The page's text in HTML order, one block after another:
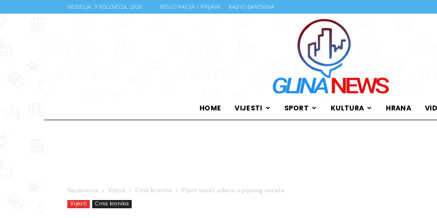
NEDJELJA, 9 KOLOVOZA, 2026 REGISTRACIJA / PRIJAVA RADIO BANOVINA
HOME VIJESTI SPORT KULTURA HRANA
Naslovnica Vijesti Crna kronika Pijani vozač udario u pijanog vozača
Vijesti Crna kronika